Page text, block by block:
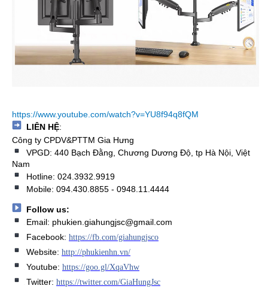
https://www.youtube.com/watch?v=YU8f94q8fQM
LIÊN HỆ:
Công ty CPDV&PTTM Gia Hưng
VPGD: 440 Bạch Đằng, Chương Dương Độ, tp Hà Nội, Việt
Nam
Hotline: 024.3932.9919
Mobile: 094.430.8855 - 0948.11.4444
Follow us:
Email: phukien.giahungjsc@gmail.com
Facebook: https://fb.com/giahungjsco
Website: http://phukienhn.vn/
Youtube: https://goo.gl/XqaVhw
Twitter: https://twitter.com/GiaHungJsc